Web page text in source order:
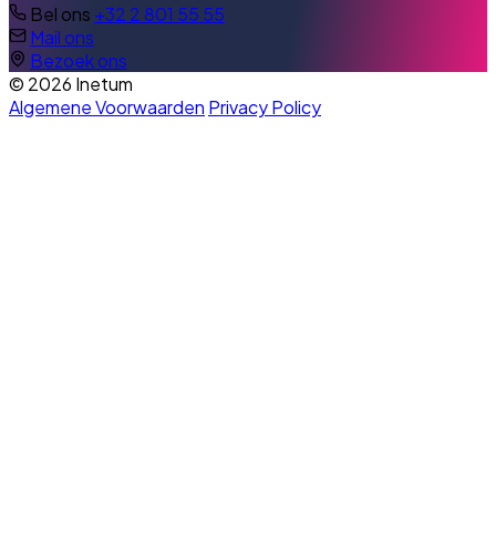
Bel ons +32 2 801 55 55
Mail ons
Bezoek ons
© 2026 Inetum
Algemene Voorwaarden Privacy Policy